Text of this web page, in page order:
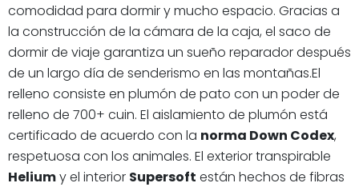
comodidad para dormir y mucho espacio. Gracias a
la construcción de la cámara de la caja, el saco de
dormir de viaje garantiza un sueño reparador después
de un largo día de senderismo en las montañas.El
relleno consiste en plumón de pato con un poder de
relleno de 700+ cuin. El aislamiento de plumón está
certificado de acuerdo con la norma Down Codex,
respetuosa con los animales. El exterior transpirable
Heliumy el interior Supersoft están hechos de fibras